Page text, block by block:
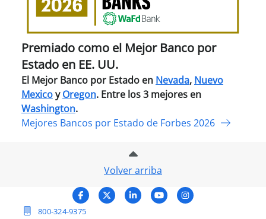
Premiado como el Mejor Banco por
Estado en EE. UU.
El Mejor Banco por Estado en Nevada, Nuevo
Mexicoy Oregon. Entre los 3 mejores en
Washington.
Mejores Bancos por Estado de Forbes 2026
Volver arriba
FacebookX (Twitter)
LinkedInYouTubeInstagram
800-324-9375